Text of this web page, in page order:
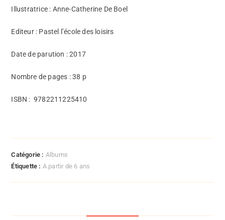
Illustratrice : Anne-Catherine De Boel
Editeur : Pastel l’école des loisirs
Date de parution : 2017
Nombre de pages : 38 p
ISBN : 9782211225410
Catégorie : Albums
Étiquette : A partir de 6 ans